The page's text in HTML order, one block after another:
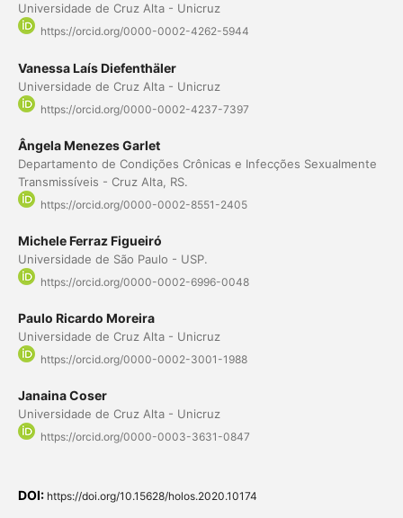
Universidade de Cruz Alta - Unicruz
https://orcid.org/0000-0002-4262-5944
Vanessa Laís Diefenthäler
Universidade de Cruz Alta - Unicruz
https://orcid.org/0000-0002-4237-7397
Ângela Menezes Garlet
Departamento de Condições Crônicas e Infecções Sexualmente
Transmissíveis - Cruz Alta, RS.
https://orcid.org/0000-0002-8551-2405
Michele Ferraz Figueiró
Universidade de São Paulo - USP.
https://orcid.org/0000-0002-6996-0048
Paulo Ricardo Moreira
Universidade de Cruz Alta - Unicruz
https://orcid.org/0000-0002-3001-1988
Janaina Coser
Universidade de Cruz Alta - Unicruz
https://orcid.org/0000-0003-3631-0847
DOI: https://doi.org/10.15628/holos.2020.10174